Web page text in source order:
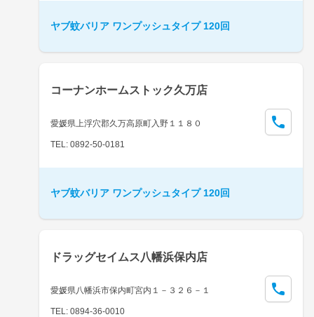
ヤブ蚊バリア ワンプッシュタイプ 120回
コーナンホームストック久万店
愛媛県上浮穴郡久万高原町入野１１８０
TEL: 0892-50-0181
ヤブ蚊バリア ワンプッシュタイプ 120回
ドラッグセイムス八幡浜保内店
愛媛県八幡浜市保内町宮内１－３２６－１
TEL: 0894-36-0010